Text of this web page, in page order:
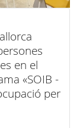
en el
«SOIB -
per